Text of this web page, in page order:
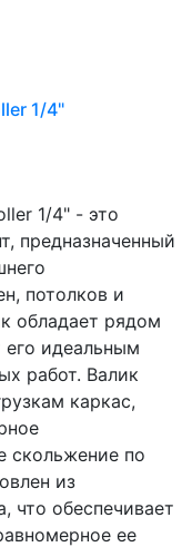
1/4"
1/4" - это
предназначенный
потолков и
обладает рядом
его идеальным
работ. Валик
каркас,
скольжение по
из
что обеспечивает
ее